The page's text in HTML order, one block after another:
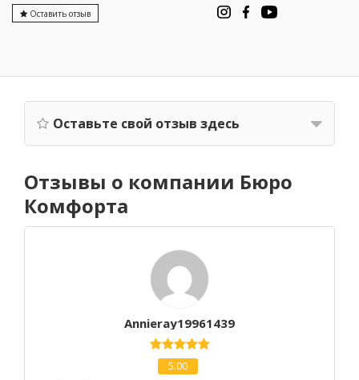
Оставить отзыв
Оставьте свой отзыв здесь
Отзывы о компании Бюро
Комфорта
Annieray19961439
5.00